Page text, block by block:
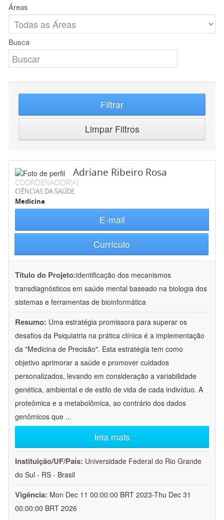
Áreas
Busca
Filtrar
Limpar Filtros
Adriane Ribeiro Rosa
COORDENADOR(A)
CIÊNCIAS DA SAÚDE
Medicina
E-mail
Currículo
Título do Projeto:identificação dos mecanismos
transdiagnósticos em saúde mental baseado na biologia dos
sistemas e ferramentas de bioinformática
Resumo: Uma estratégia promissora para superar os
desafios da Psiquiatria na prática clínica é a implementação
da "Medicina de Precisão". Esta estratégia tem como
objetivo aprimorar a saúde e promover cuidados
personalizados, levando em consideração a variabilidade
genética, ambiental e de estilo de vida de cada indivíduo. A
proteômica e a metabolômica, ao contrário dos dados
genômicos que ...
leia mais
Instituição/UF/País: Universidade Federal do Rio Grande
do Sul - RS - Brasil
Vigência: Mon Dec 11 00:00:00 BRT 2023-Thu Dec 31
00:00:00 BRT 2026